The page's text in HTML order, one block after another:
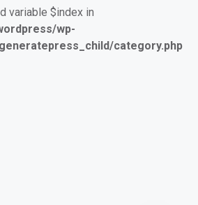
variable $index in
wp-
category.php